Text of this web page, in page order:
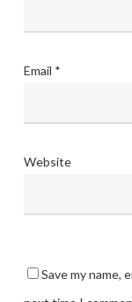
Email *
Website
Save my name,